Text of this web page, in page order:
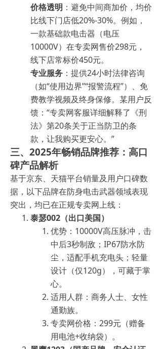
价格透明 ：避免中间商加价，均价
比线下门店低20%-30%。例如，
一款基础款电击器（电压
10000V）在专卖网售价298元，
线下店常标价450元。
专业服务 ：提供24小时法律咨询
（如“使用边界”“报警流程”）、免
费教学视频及终身保修。某用户反
馈：“专卖网客服详细解释了《刑
法》第20条关于正当防卫的条
款，让我购买更安心。”
三、2025年畅销品牌推荐：高口
碑产品解析
基于京东、天猫平台销量及用户口碑数
据，以下品牌在防身电击武器领域表现
突出，均已在正规专卖网上线：
泰瑟002（出口美国）
优势：10000V高压脉冲，击
中后3秒制敌；IP67防水防
尘，适配手机充电头；轻量
设计（仅120g），可藏于掌
心。
适用人群：商务人士、女性
通勤族。
专卖网价格：299元（赠备
用电池+收纳袋）。